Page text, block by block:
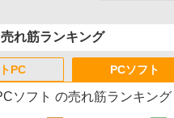
れ筋ランキング
PC PCソフト
ソフト の売れ筋ランキング